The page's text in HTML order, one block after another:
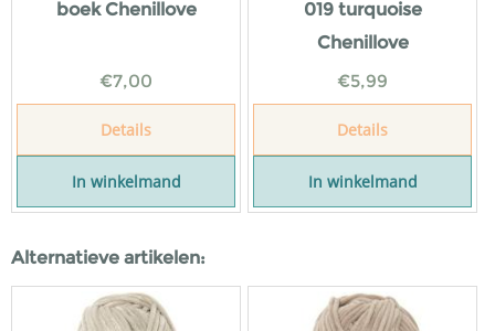
boek Chenillove
€7,00
Details
In winkelmand
019 turquoise
Chenillove
€5,99
Details
In winkelmand
Alternatieve artikelen: